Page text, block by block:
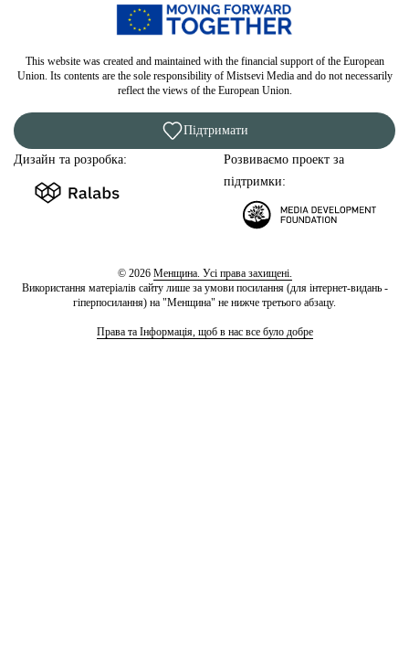
This website was created and maintained with the financial support of the European
Union. Its contents are the sole responsibility of Mistsevi Media and do not necessarily
reflect the views of the European Union.
Підтримати
Дизайн та розробка:
Розвиваємо проект за
підтримки:
© 2026 Менщина. Усі права захищені.
Використання матеріалів сайту лише за умови посилання (для інтернет-видань -
гіперпосилання) на "Менщина" не нижче третього абзацу.
Права та Інформація, щоб в нас все було добре